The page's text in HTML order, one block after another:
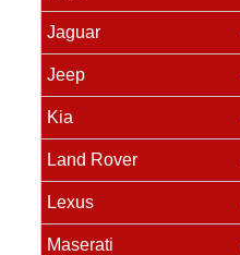
Jaguar
Jeep
Kia
Land Rover
Lexus
Maserati